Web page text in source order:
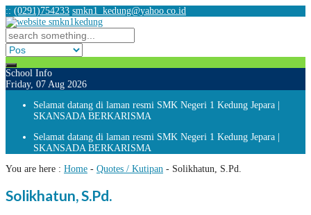
:: (0291)754233 smkn1_kedung@yahoo.co.id
School Info
Friday, 07 Aug 2026
Selamat datang di laman resmi SMK Negeri 1 Kedung Jepara |
SKANSADA BERKARISMA
Selamat datang di laman resmi SMK Negeri 1 Kedung Jepara |
SKANSADA BERKARISMA
You are here : Home - Quotes / Kutipan - Solikhatun, S.Pd.
Solikhatun, S.Pd.